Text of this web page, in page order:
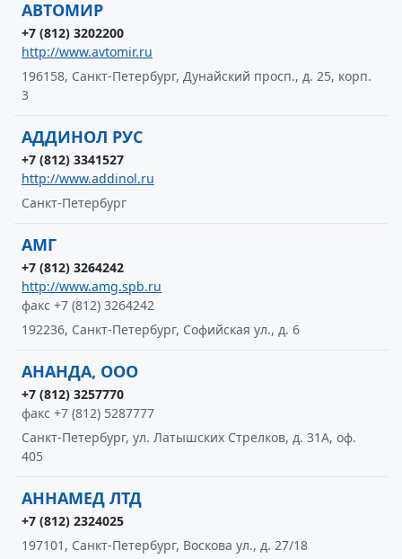
АВТОМИР
+7 (812) 3202200
http://www.avtomir.ru
196158, Санкт-Петербург, Дунайский просп., д. 25, корп.
3
АДДИНОЛ РУС
+7 (812) 3341527
http://www.addinol.ru
Санкт-Петербург
АМГ
+7 (812) 3264242
http://www.amg.spb.ru
факс +7 (812) 3264242
192236, Санкт-Петербург, Софийская ул., д. 6
АНАНДА, ООО
+7 (812) 3257770
факс +7 (812) 5287777
Санкт-Петербург, ул. Латышских Стрелков, д. 31А, оф.
405
АННАМЕД ЛТД
+7 (812) 2324025
197101, Санкт-Петербург, Воскова ул., д. 27/18